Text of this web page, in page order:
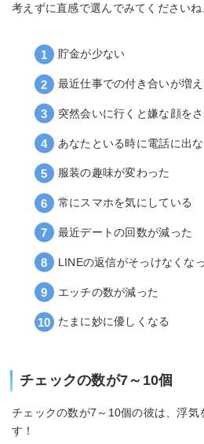
考えずに直感で選んでみてくださいね
貯金が少ない
最近仕事での付き合いが増え
突然会いに行くと嫌な顔を
あなたといる時に電話に出
服装の趣味が変わった
常にスマホを気にしている
最近デートの回数が減った
LINEの返信がそっけなくな
エッチの数が減った
たまに妙に優しくなる
チェックの数が7～10個
チェックの数が7～10個の彼は、浮気
す！